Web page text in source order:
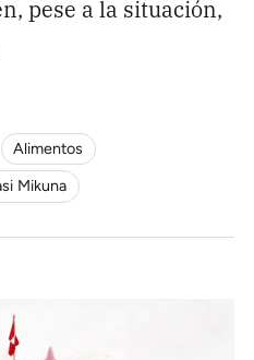
pese a la situación,
Alimentos
Mikuna